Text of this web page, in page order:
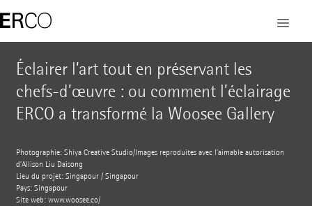
Éclairer l’art tout en préservant les
chefs-d’œuvre : ou comment l’éclairage
ERCO a transformé la Woosee Gallery
Photographie: Shiya Creative Studio/Images reproduites avec l’aimable autorisation
d’Allison Liu Daisong
Lieu du projet: Singapour / Singapour
Pays: Singapour
Site web: www.woosee.co/